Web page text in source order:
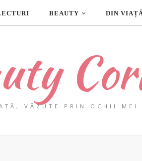
BEAUTY DIN
VĂZUTE PRIN OCHII MEI.